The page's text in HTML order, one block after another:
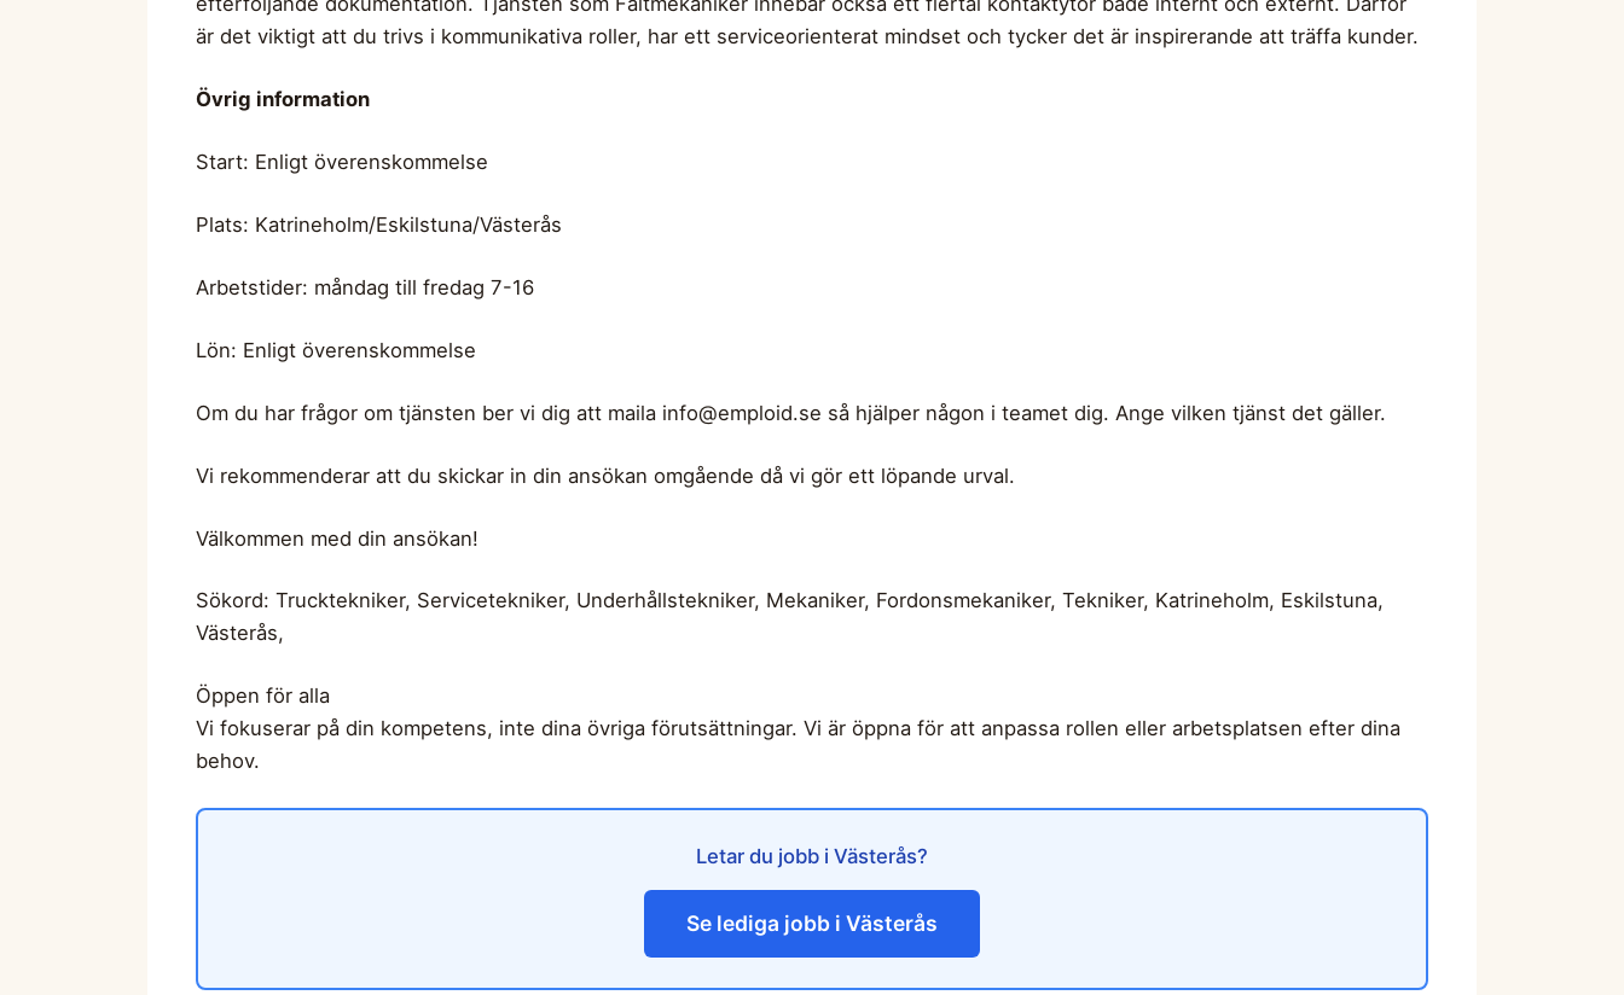
är det viktigt att du trivs i kommunikativa roller, har ett serviceorienterat mindset och tycker det är inspirerande att träffa kunder.
Övrig information
Start: Enligt överenskommelse
Plats: Katrineholm/Eskilstuna/Västerås
Arbetstider: måndag till fredag 7-16
Lön: Enligt överenskommelse
Om du har frågor om tjänsten ber vi dig att maila info@emploid.se så hjälper någon i teamet dig. Ange vilken tjänst det gäller.
Vi rekommenderar att du skickar in din ansökan omgående då vi gör ett löpande urval.
Välkommen med din ansökan!
Sökord: Trucktekniker, Servicetekniker, Underhållstekniker, Mekaniker, Fordonsmekaniker, Tekniker, Katrineholm, Eskilstuna,
Västerås,
Öppen för alla
Vi fokuserar på din kompetens, inte dina övriga förutsättningar. Vi är öppna för att anpassa rollen eller arbetsplatsen efter dina
behov.
Letar du jobb i Västerås?
Se lediga jobb i Västerås